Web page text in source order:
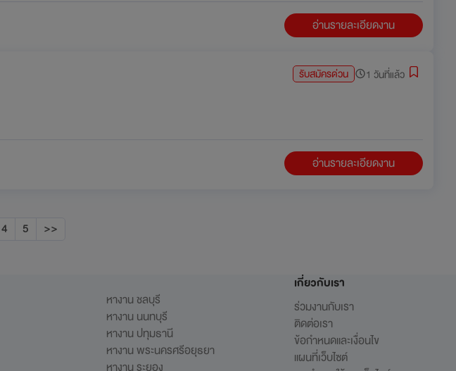
อ่านรายละเอียดงาน
รับสมัครด่วน 1 วันที่แล้ว
อ่านรายละเอียดงาน
4 5 >>
หางาน ชลบุรี
หางาน นนทบุรี
หางาน ปทุมธานี
หางาน พระนครศรีอยุธยา
เกี่ยวกับเรา
ร่วมงานกับเรา
ติดต่อเรา
ข้อกำหนดและเงื่อนไข
แผนที่เว็บไซต์